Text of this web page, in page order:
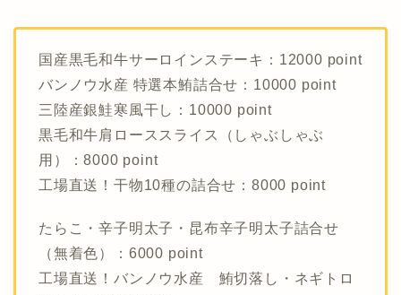
国産黒毛和牛サーロインステーキ：12000 point
バンノウ水産 特選本鮪詰合せ：10000 point
三陸産銀鮭寒風干し：10000 point
黒毛和牛肩ローススライス（しゃぶしゃぶ
用）：8000 point
工場直送！干物10種の詰合せ：8000 point
たらこ・辛子明太子・昆布辛子明太子詰合せ
（無着色）：6000 point
工場直送！バンノウ水産 鮪切落し・ネギトロ